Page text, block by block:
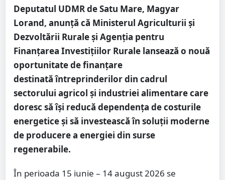
Deputatul UDMR de Satu Mare, Magyar
Lorand, anunță că Ministerul Agriculturii și
Dezvoltării Rurale și Agenția pentru
Finanțarea Investițiilor Rurale lansează o nouă
oportunitate de finanțare
destinată întreprinderilor din cadrul
sectorului agricol și industriei alimentare care
doresc să își reducă dependența de costurile
energetice și să investească în soluții moderne
de producere a energiei din surse
regenerabile.
În perioada 15 iunie – 14 august 2026 se